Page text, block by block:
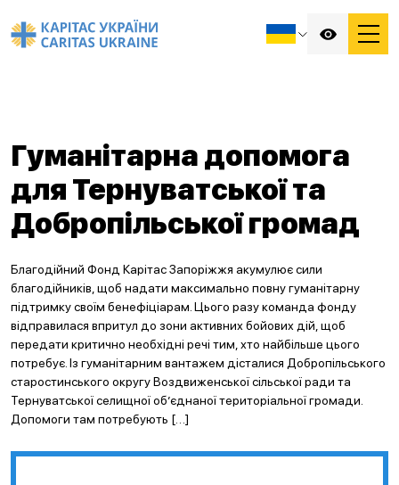
Гуманітарна допомога
для Тернуватської та
Добропільської громад
Благодійний Фонд Карітас Запоріжжя акумулює сили
благодійників, щоб надати максимально повну гуманітарну
підтримку своїм бенефіціарам. Цього разу команда фонду
відправилася впритул до зони активних бойових дій, щоб
передати критично необхідні речі тим, хто найбільше цього
потребує. Із гуманітарним вантажем дісталися Добропільського
старостинського округу Воздвиженської сільської ради та
Тернуватської селищної об’єднаної територіальної громади.
Допомоги там потребують […]